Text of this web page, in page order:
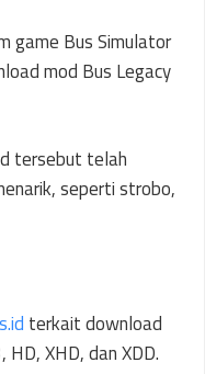
game Bus Simulator
mod Bus Legacy
tersebut telah
seperti strobo,
terkait download
XHD, dan XDD.